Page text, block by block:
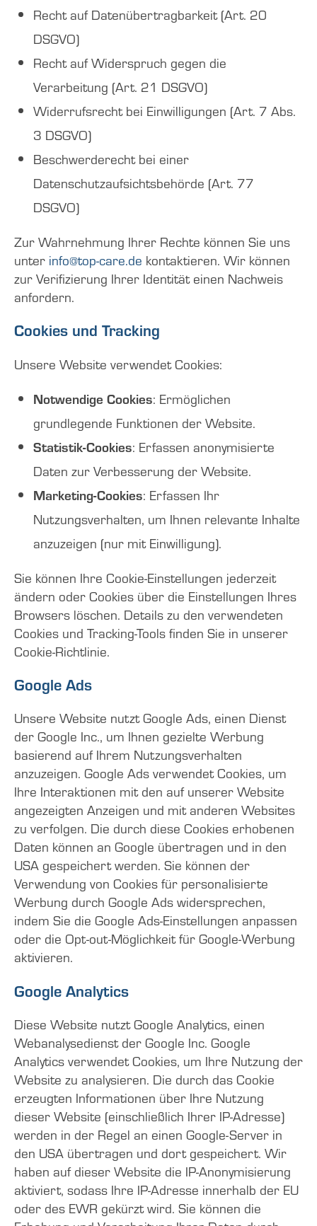
Recht auf Datenübertragbarkeit (Art. 20
DSGVO)
Recht auf Widerspruch gegen die
Verarbeitung (Art. 21 DSGVO)
Widerrufsrecht bei Einwilligungen (Art. 7 Abs.
3 DSGVO)
Beschwerderecht bei einer
Datenschutzaufsichtsbehörde (Art. 77
DSGVO)
Zur Wahrnehmung Ihrer Rechte können Sie uns
unter info@top-care.de kontaktieren. Wir können
zur Verifizierung Ihrer Identität einen Nachweis
anfordern.
Cookies und Tracking
Unsere Website verwendet Cookies:
Notwendige Cookies: Ermöglichen
grundlegende Funktionen der Website.
Statistik-Cookies: Erfassen anonymisierte
Daten zur Verbesserung der Website.
Marketing-Cookies: Erfassen Ihr
Nutzungsverhalten, um Ihnen relevante Inhalte
anzuzeigen (nur mit Einwilligung).
Sie können Ihre Cookie-Einstellungen jederzeit
ändern oder Cookies über die Einstellungen Ihres
Browsers löschen. Details zu den verwendeten
Cookies und Tracking-Tools finden Sie in unserer
Cookie-Richtlinie.
Google Ads
Unsere Website nutzt Google Ads, einen Dienst
der Google Inc., um Ihnen gezielte Werbung
basierend auf Ihrem Nutzungsverhalten
anzuzeigen. Google Ads verwendet Cookies, um
Ihre Interaktionen mit den auf unserer Website
angezeigten Anzeigen und mit anderen Websites
zu verfolgen. Die durch diese Cookies erhobenen
Daten können an Google übertragen und in den
USA gespeichert werden. Sie können der
Verwendung von Cookies für personalisierte
Werbung durch Google Ads widersprechen,
indem Sie die Google Ads-Einstellungen anpassen
oder die Opt-out-Möglichkeit für Google-Werbung
aktivieren.
Google Analytics
Diese Website nutzt Google Analytics, einen
Webanalysedienst der Google Inc. Google
Analytics verwendet Cookies, um Ihre Nutzung der
Website zu analysieren. Die durch das Cookie
erzeugten Informationen über Ihre Nutzung
dieser Website (einschließlich Ihrer IP-Adresse)
werden in der Regel an einen Google-Server in
den USA übertragen und dort gespeichert. Wir
haben auf dieser Website die IP-Anonymisierung
aktiviert, sodass Ihre IP-Adresse innerhalb der EU
oder des EWR gekürzt wird. Sie können die